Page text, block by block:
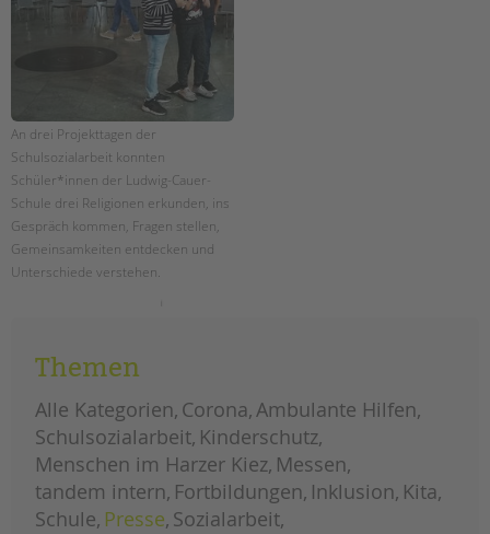
An drei Projekttagen der
Schulsozialarbeit konnten
Schüler*innen der Ludwig-Cauer-
Schule drei Religionen erkunden, ins
Gespräch kommen, Fragen stellen,
Gemeinsamkeiten entdecken und
Unterschiede verstehen.
wahrheit?
ein
an
der
ludwig-
cauer-
grundschule
Themen
Alle Kategorien Corona Ambulante Hilfen
Schulsozialarbeit Kinderschutz
Menschen im Harzer Kiez Messen
tandem intern Fortbildungen Inklusion Kita
Schule Presse Sozialarbeit